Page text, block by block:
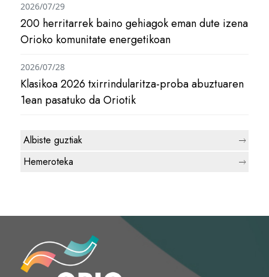
200 herritarrek baino gehiagok eman dute izena
Orioko komunitate energetikoan
2026/07/29
Klasikoa 2026 txirrindularitza-proba abuztuaren
1ean pasatuko da Oriotik
2026/07/28
Albiste guztiak
Hemeroteka